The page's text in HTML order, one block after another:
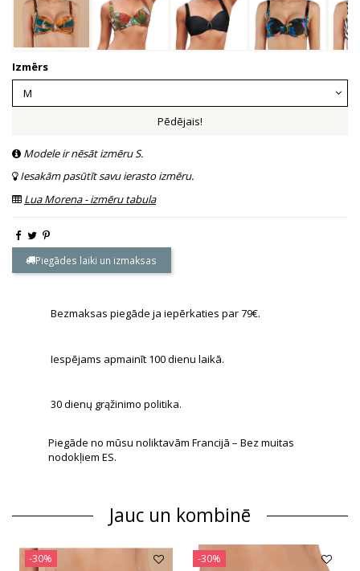
Izmērs
Pēdējais!
Modele ir nēsāt izmēru S.
Iesakām pasūtīt savu ierasto izmēru.
Lua Morena - izmēru tabula
Piegādes laiki un izmaksas
Bezmaksas piegāde ja iepērkaties par 79€.
Iespējams apmainīt 100 dienu laikā.
30 dienų grąžinimo politika.
Piegāde no mūsu noliktavām Francijā – Bez muitas
nodokļiem ES.
Jauc un kombinē
-30% -30%